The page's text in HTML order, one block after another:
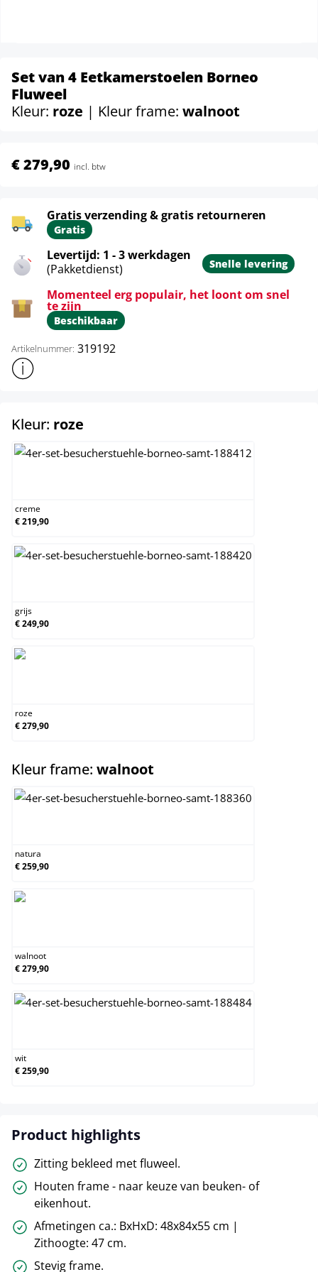
Set van 4 Eetkamerstoelen Borneo
Fluweel
Kleur: roze | Kleur frame: walnoot
€ 279,90 incl. btw
Gratis verzending & gratis retourneren
Gratis
Levertijd: 1 - 3 werkdagen
(Pakketdienst)
Snelle levering
Momenteel erg populair, het loont om snel
te zijn
Beschikbaar
Artikelnummer: 319192
Toon meer productinformatie
Kleur: roze
creme
€ 219,90
grijs
€ 249,90
roze
€ 279,90
Kleur frame: walnoot
natura
€ 259,90
walnoot
€ 279,90
wit
€ 259,90
Product highlights
Zitting bekleed met fluweel.
Houten frame - naar keuze van beuken- of
eikenhout.
Afmetingen ca.: BxHxD: 48x84x55 cm |
Zithoogte: 47 cm.
Stevig frame.